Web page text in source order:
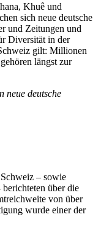
Khuê und
sich neue deutsche
und Zeitungen und
Diversität in der
gilt: Millionen
längst zur
neue deutsche
– sowie
über die
von über
wurde einer der